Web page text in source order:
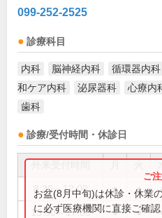
099-252-2525
診療科目
内科 脳神経内科 循環器内科
和ケア内科
泌尿器科 心療内
歯科
診療/受付時間・休診日
8:30～12:00 ● ●
13:30～17:00 ● ●
お盆(8月中旬)は休診・休業
に必ず医療機関に直接ご確認